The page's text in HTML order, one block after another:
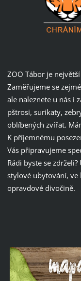
ZOO Tábor je
Zaměřujeme se
ale naleznete u nás i
pštrosi, surikaty,
oblíbených zvířat.
K příjemnému
Vás připravujeme
Rádi byste se
stylové ubytování,
opravdové divočině.